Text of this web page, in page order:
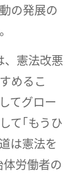
の発展の
憲法改悪
めるこ
てグロー
て｢もうひ
は憲法を
労働者の